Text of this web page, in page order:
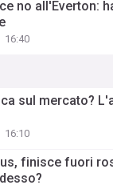
no all'Everton:
16:40
sul mercato?
16:10
finisce fuori